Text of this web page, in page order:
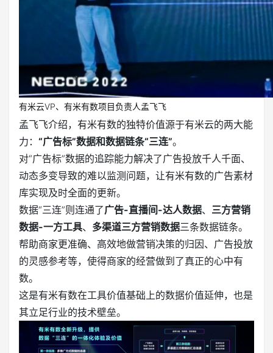
有米云VP、有米有数项目负责人孟飞飞
孟飞飞介绍，有米有数的独特价值源于有米云的两大能
力： “广告标”数据和数据链条“三连”。
对“广告标”数据的追踪能力解决了广告投放千人千面、
动态多变导致的难以监测问题，让有米有数的广告素材
库实现及时全面的更新。
数据“三连”则连通了广告-直播间-达人数据、 三方营销
数据-一方工具、 多渠道三方营销数据三条数据链条。
帮助商家更准确、高效地做营销决策的归因、广告投放
的灵感参考等，使得商家的经营做到了真正的心中有
数。
这是有米有数在工具价值基础上的数据价值延伸，也是
其立足行业的技术壁垒。